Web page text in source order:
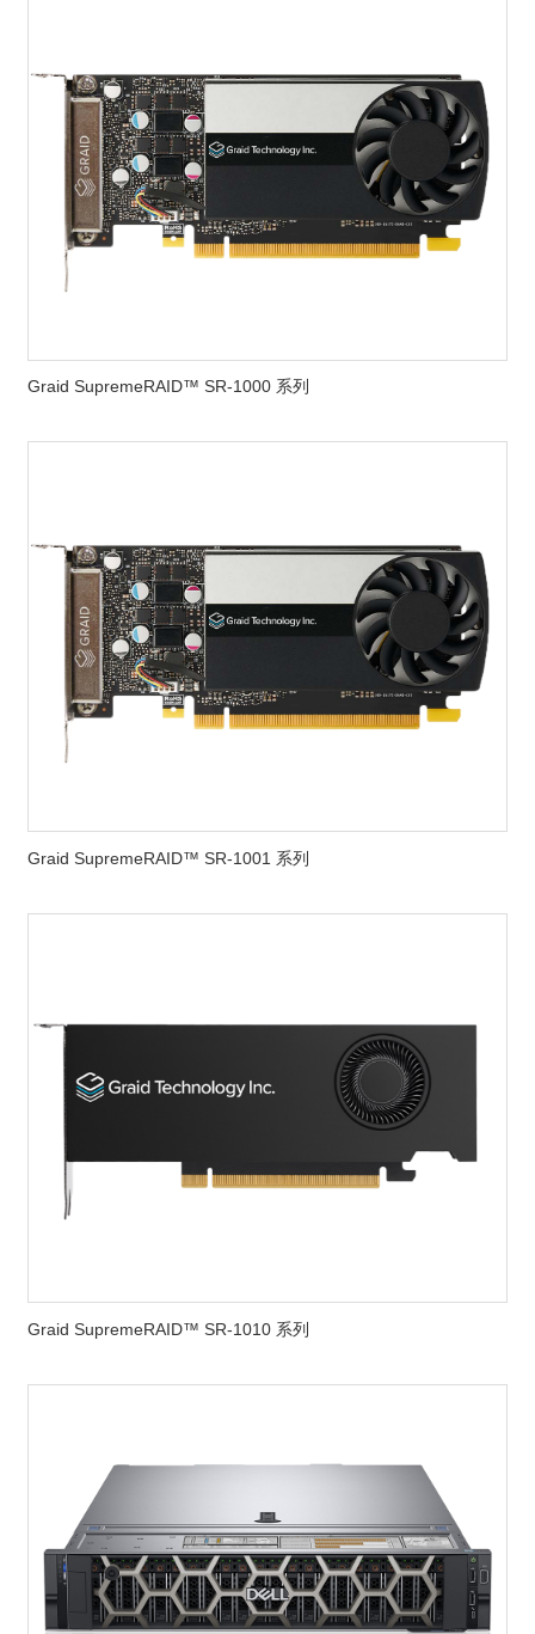
Graid SupremeRAID™ SR-1000 系列
Graid SupremeRAID™ SR-1001 系列
Graid SupremeRAID™ SR-1010 系列